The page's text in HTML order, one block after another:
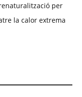
per
la calor extrema